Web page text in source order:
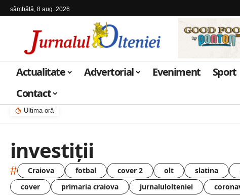
sâmbătă, 8 aug. 2026
Actualitate Advertorial Eveniment Sport
Contact
Ultima oră
investiţii
# Craiova fotbal cover 2 olt slatina
cover
primaria craiova jurnalulolteniei